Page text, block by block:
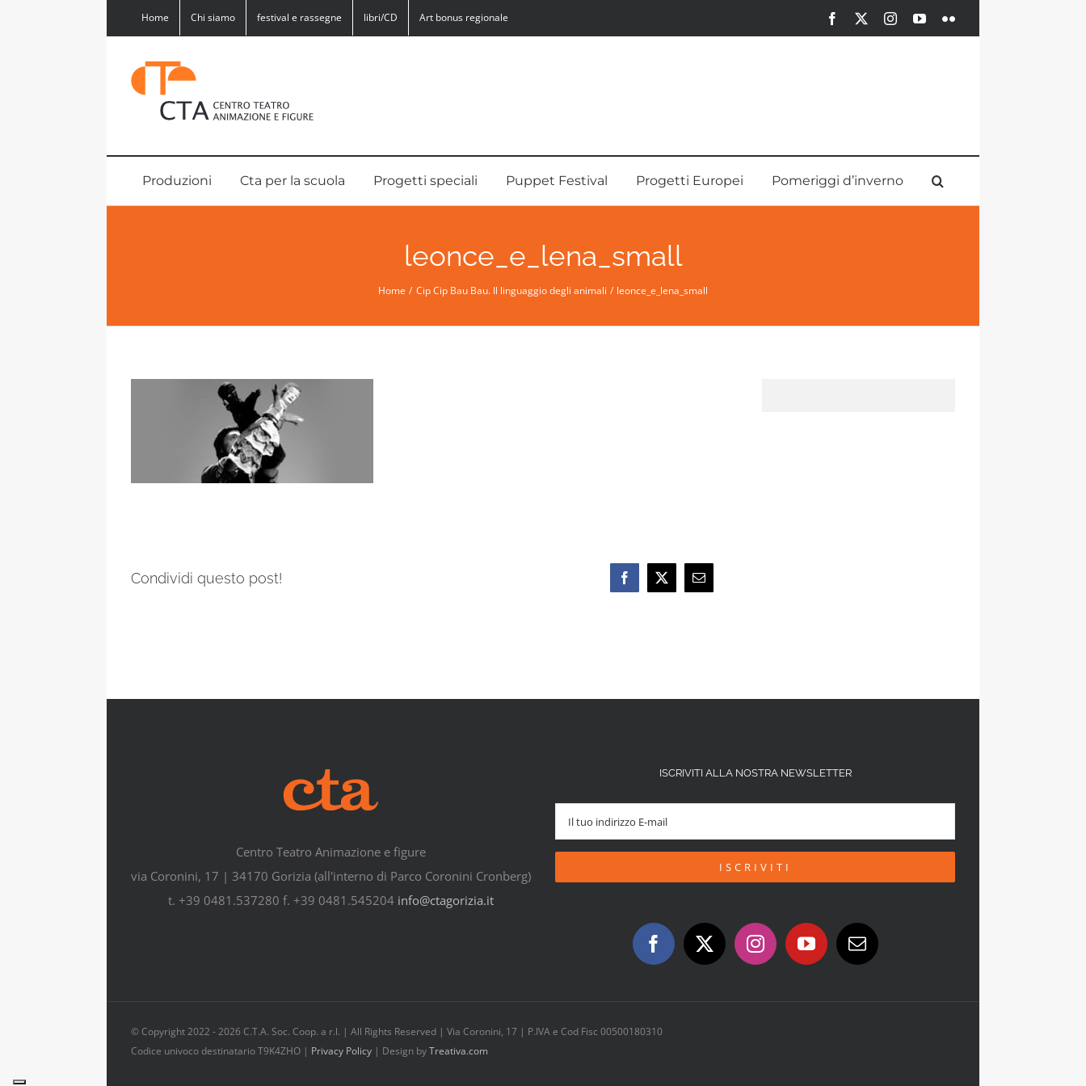
Home Chi siamo festival e rassegne libri/CD Art bonus regionale Facebook InstagramYouTubeFlickr
Produzioni Cta per la scuola Progetti speciali Puppet Festival Progetti Europei Pomeriggi d’inverno
leonce_e_lena_small
Home Cip Cip Bau Bau. Il linguaggio degli animali leonce_e_lena_small
Condividi questo post!
Centro Teatro Animazione e figure
via Coronini, 17 | 34170 Gorizia (all'interno di Parco Coronini Cronberg)
t. +39 0481.537280 f. +39 0481.545204 info@ctagorizia.it
ISCRIVITI ALLA NOSTRA NEWSLETTER
© Copyright 2022 -2026 C.T.A. Soc. Coop. a r.l. | All Rights Reserved | Via Coronini, 17 | P.IVA e Cod Fisc 00500180310
Codice univoco destinatario T9K4ZHO | Privacy Policy | Design byTreativa.com